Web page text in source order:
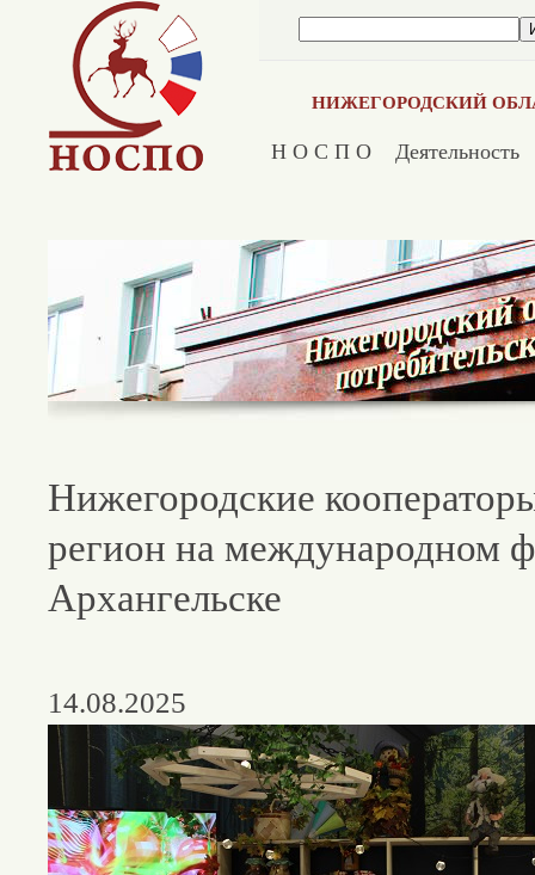
Н О С П О Деятельность
НИЖЕГОРОДСКИЙ
Нижегородские
регион на международном
Архангельске
14.08.2025